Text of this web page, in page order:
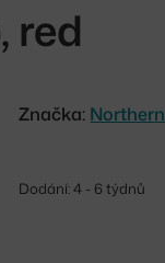
red
Značka: Northern
Dodání: 4 - 6 týdnů